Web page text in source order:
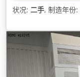
状况: 二手, 制造年份: